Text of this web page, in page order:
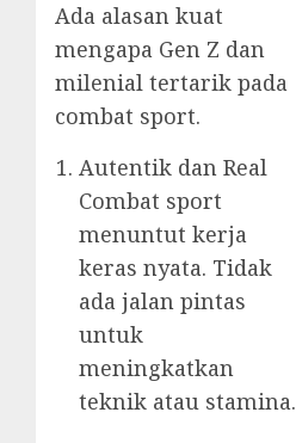
Ada alasan kuat
mengapa Gen Z dan
milenial tertarik pada
combat sport.
Autentik dan Real
Combat sport
menuntut kerja
keras nyata. Tidak
ada jalan pintas
untuk
meningkatkan
teknik atau stamina.